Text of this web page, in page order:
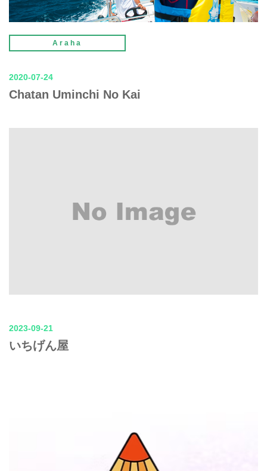
Araha
2020-07-24
Chatan Uminchi No Kai
2023-09-21
いちげん屋